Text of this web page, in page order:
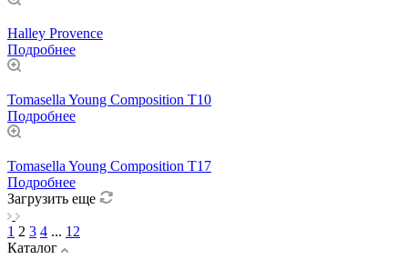
Halley Provence
Подробнее
Tomasella Young Composition T10
Подробнее
Tomasella Young Composition T17
Подробнее
Загрузить еще
1 2 3 4 ... 12
Каталог